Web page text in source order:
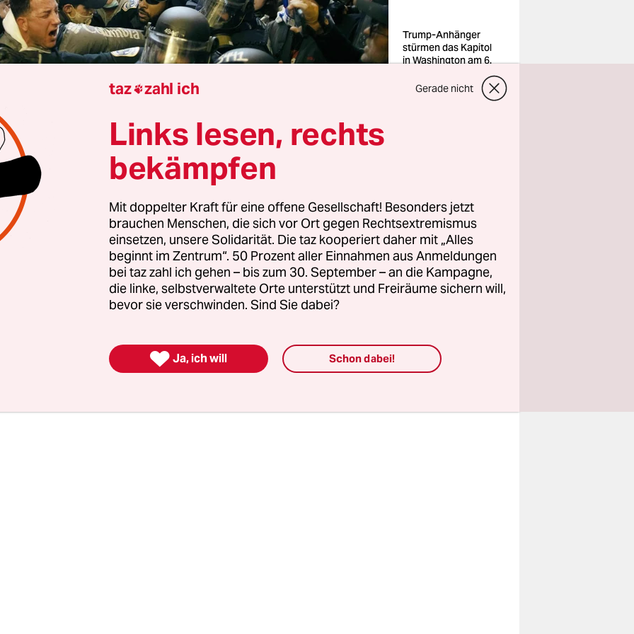
Trump-Anhänger
stürmen das Kapitol
in Washington am 6.
Foto: Mostafa
von US-Präsident Donald Trump rudert
zufolge beim umstrittenenEntschädigungsfonds für
der US-Justiz zurück. Das PortalAxios
auf zwei hochrangige Beamte, dass die Regierung
Abstand von dem Fonds zu nehmen.Politicoberichtete
Haus verwies auf Anfrage auf ein Statement des
auf der Plattform X. Darin verurteilte zwar das
gestoppt hatte, aufs Schärfste. Jedoch hieß es zugleich,
an die Entscheidung halten werde.
taz zahl ich Gerade nicht
Links lesen, rechts
bekämpfen
Mit doppelter Kraft für eine offene Gesellschaft! Besonders jetzt
brauchen Menschen, die sich vor Ort gegen Rechtsextremismus
einsetzen, unsere Solidarität. Die taz kooperiert daher mit „Alles
beginnt im Zentrum“. 50 Prozent aller Einnahmen aus Anmeldungen
bei taz zahl ich gehen – bis zum 30. September – an die Kampagne,
die linke, selbstverwaltete Orte unterstützt und Freiräume sichern will,
bevor sie verschwinden. Sind Sie dabei?
 Ja, ich will Schon dabei!